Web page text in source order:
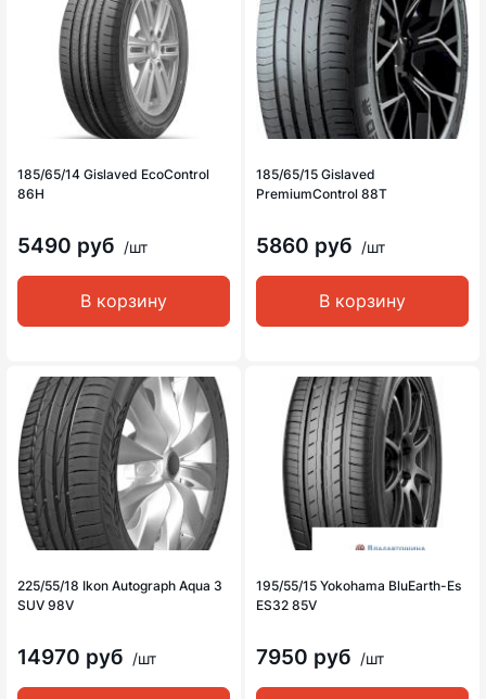
185/65/14 Gislaved EcoControl
86H
5490 руб /шт
В корзину
185/65/15 Gislaved
PremiumControl 88T
5860 руб /шт
В корзину
225/55/18 Ikon Autograph Aqua 3
SUV 98V
14970 руб /шт
195/55/15 Yokohama BluEarth-Es
ES32 85V
7950 руб /шт